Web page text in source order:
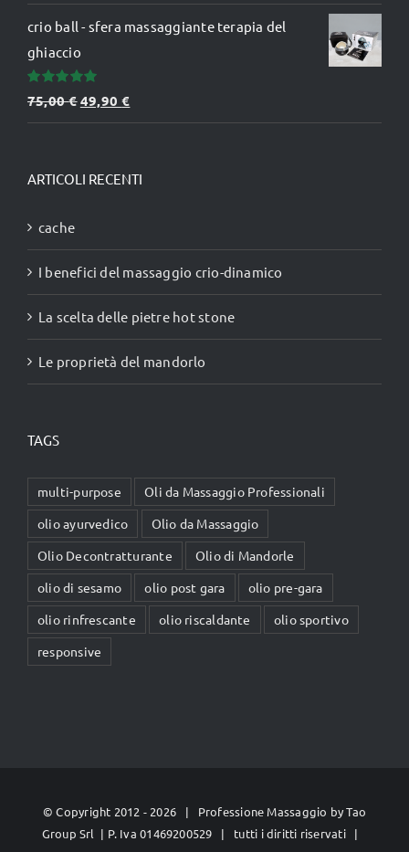
crio ball - sfera massaggiante terapia del
ghiaccio
Valutato
5.00su 5
75,00€Il
prezzo
era:
49,90€
prezzo
è:
ARTICOLI RECENTI
cache
I benefici del massaggio crio-dinamico
La scelta delle pietre hot stone
Le proprietà del mandorlo
TAGS
multi-purpose
Oli da Massaggio Professionali
olio ayurvedico
Olio da Massaggio
Olio Decontratturante
Olio di Mandorle
olio di sesamo
olio post gara
olio pre-gara
olio rinfrescante
olio riscaldante
olio sportivo
responsive
© Copyright 2012 - 2026 | Professione Massaggio byTao
Group Srl | P. Iva 01469200529 | tutti i diritti riservati |